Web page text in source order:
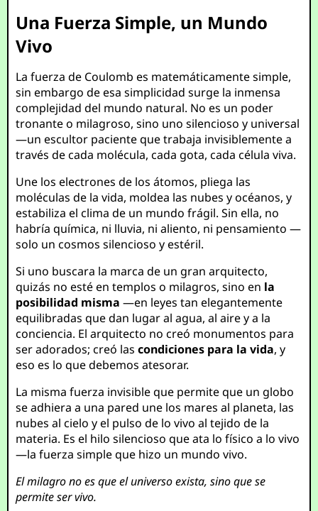
Una Fuerza Simple, un Mundo
Vivo
La fuerza de Coulomb es matemáticamente simple,
sin embargo de esa simplicidad surge la inmensa
complejidad del mundo natural. No es un poder
tronante o milagroso, sino uno silencioso y universal
—un escultor paciente que trabaja invisiblemente a
través de cada molécula, cada gota, cada célula viva.
Une los electrones de los átomos, pliega las
moléculas de la vida, moldea las nubes y océanos, y
estabiliza el clima de un mundo frágil. Sin ella, no
habría química, ni lluvia, ni aliento, ni pensamiento —
solo un cosmos silencioso y estéril.
Si uno buscara la marca de un gran arquitecto,
quizás no esté en templos o milagros, sino en la
posibilidad misma —en leyes tan elegantemente
equilibradas que dan lugar al agua, al aire y a la
conciencia. El arquitecto no creó monumentos para
ser adorados; creó lascondiciones para la vida, y
eso es lo que debemos atesorar.
La misma fuerza invisible que permite que un globo
se adhiera a una pared une los mares al planeta, las
nubes al cielo y el pulso de lo vivo al tejido de la
materia. Es el hilo silencioso que ata lo físico a lo vivo
—la fuerza simple que hizo un mundo vivo.
El milagro no es que el universo exista, sino que se
permite ser vivo.